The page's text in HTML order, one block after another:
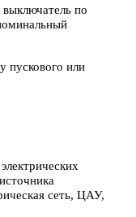
по
пускового или
сеть, ЦАУ,